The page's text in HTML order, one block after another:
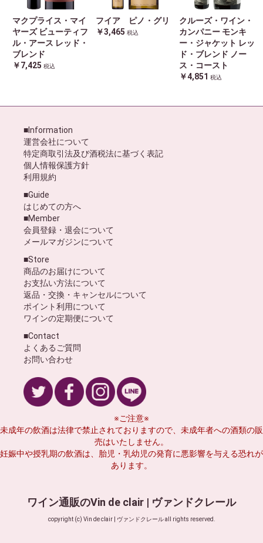
マクプライス・マイ
ヤーズ ビューティフ
ル・アース レッド・
ブレンド
￥7,425 税込
フイア ピノ・グリ
￥3,465 税込
クルーズ・ワイン・
カンパニー モンキ
ー・ジャケット レッ
ド・ブレンド ノー
ス・コースト
￥4,851 税込
■Information
運営会社について
特定商取引法及び酒税法に基づく表記
個人情報保護方針
利用規約
■Guide
はじめての方へ
■Member
会員登録・退会について
メールマガジンについて
■Store
商品のお届けについて
お支払い方法について
返品・交換・キャンセルについて
ポイント利用について
ワインの定期便について
■Contact
よくあるご質問
お問い合わせ
※ご注意※
未成年の飲酒は法律で禁止されておりますので、未成年者への酒類の販
売はいたしません。
妊娠中や授乳期の飲酒は、胎児・乳幼児の発育に悪影響を与える恐れが
あります。
ワイン通販のVin de clair | ヴァンドクレール
copyright (c) Vin de clair | ヴァンドクレール all rights reserved.